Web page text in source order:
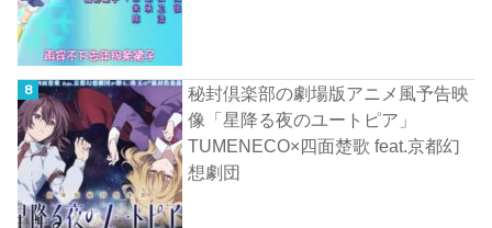
秘封倶楽部の劇場版アニメ風予告映
像「星降る夜のユートピア」
TUMENECO×四面楚歌 feat.京都幻
想劇団